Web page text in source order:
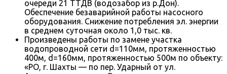
очереди 21 ТТДВ (водозабор из р.Дон).
Обеспечение безаварийной работы насосного
оборудования. Снижение потребления эл. энергии
в среднем суточная около 1,0 тыс. кв.
Произведены работы по замене участка
водопроводной сети d=110мм, протяженностью
400м, d=160мм, протяженностью 500м по объекту:
«РО, г. Шахты — по пер. Ударный от ул.